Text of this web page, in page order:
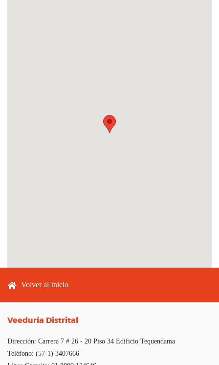
Footer menu
Volver al Inicio
Veeduría Distrital
Dirección: Carrera 7 # 26 - 20 Piso 34 Edificio Tequendama
Teléfono: (57-1) 3407666